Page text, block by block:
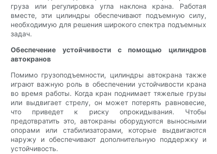
груза или регулировка угла наклона крана. Работая
вместе, эти цилиндры обеспечивают подъемную силу,
необходимую для решения широкого спектра подъемных
задач.
Обеспечение устойчивости с помощью цилиндров
автокранов
Помимо грузоподъемности, цилиндры автокрана также
играют важную роль в обеспечении устойчивости крана
во время работы. Когда кран поднимает тяжелые грузы
или выдвигает стрелу, он может потерять равновесие,
что приведет к риску опрокидывания. Чтобы
предотвратить это, автокраны оборудуются выносными
опорами или стабилизаторами, которые выдвигаются
наружу и обеспечивают дополнительную поддержку и
устойчивость.